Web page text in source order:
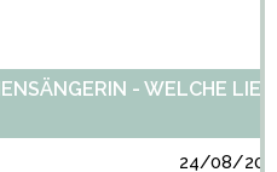
- WELCHE
24/08/